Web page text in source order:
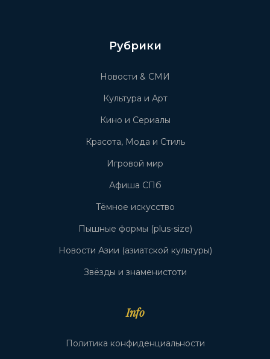
Рубрики
Новости & СМИ
Культура и Арт
Кино и Сериалы
Красота, Мода и Стиль
Игровой мир
Афиша СПб
Тёмное искусство
Пышные формы (plus-size)
Новости Азии (азиатской культуры)
Звёзды и знаменистоти
Info
Политика конфиденциальности